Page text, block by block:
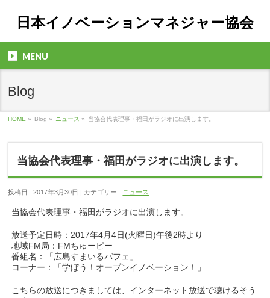
日本イノベーションマネジャー協会
MENU
Blog
HOME » Blog » ニュース » 当協会代表理事・福田がラジオに出演します。
当協会代表理事・福田がラジオに出演します。
投稿日 : 2017年3月30日 | カテゴリー : ニュース
当協会代表理事・福田がラジオに出演します。
放送予定日時：2017年4月4日(火曜日)午後2時より
地域FM局：FMちゅーピー
番組名：「広島すまいるパフェ」
コーナー：「学ぼう！オープンイノベーション！」
こちらの放送につきましては、インターネット放送で聴けるそう